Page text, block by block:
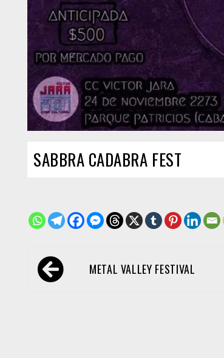
SABBRA CADABRA FEST
Navegación
de METAL VALLEY FESTIVAL